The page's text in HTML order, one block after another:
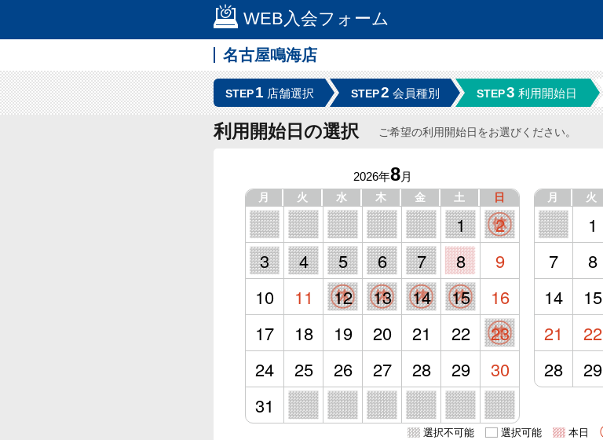
WEB入会フォーム
名古屋鳴海店
STEP1 店舗選択 STEP2 会員種別 STEP3 利用開始日
利用開始日の選択 ご希望の利用開始日をお選びください。
2026年8月
月 火 水 木 金 土 日
1
2
3
4 5 6 7 8
9
10
11 12 13 14 15
16
17
18 19 20 21 22
23
24
25 26 27 28 29
30
31
月 火
1
7
8
14
15
21
22
28
29
選択不可能 選択可能 本日